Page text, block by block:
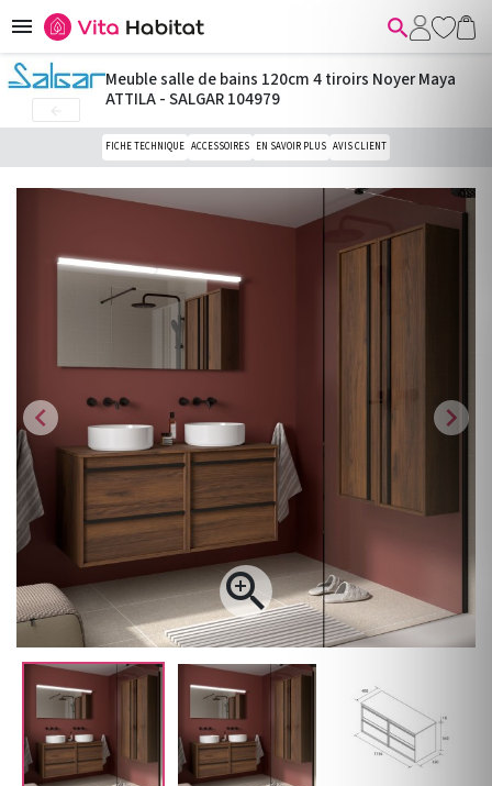
 
chevron_left

chevron_right
Meuble salle de bains 120cm 4 tiroirs Noyer Maya
ATTILA - SALGAR 104979
FICHE TECHNIQUE ACCESSOIRES EN SAVOIR PLUS AVIS CLIENT